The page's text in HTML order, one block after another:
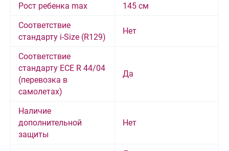
Рост ребенка max
145 см
Соответствие
стандарту i-Size (R129)
Нет
Соответствие
стандарту ECE R 44/04
(перевозка в
самолетах)
Да
Наличие
дополнительной
защиты
Нет